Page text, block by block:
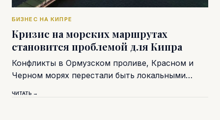
БИЗНЕС НА КИПРЕ
Кризис на морских маршрутах
становится проблемой для Кипра
Конфликты в Ормузском проливе, Красном и
Черном морях перестали быть локальными…
ЧИТАТЬ →